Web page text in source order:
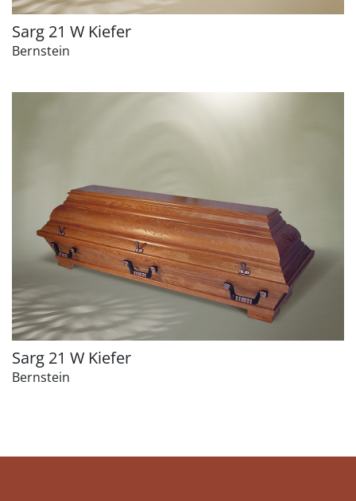
Sarg 21 W Kiefer
Bernstein
Sarg 21 W Kiefer
Bernstein